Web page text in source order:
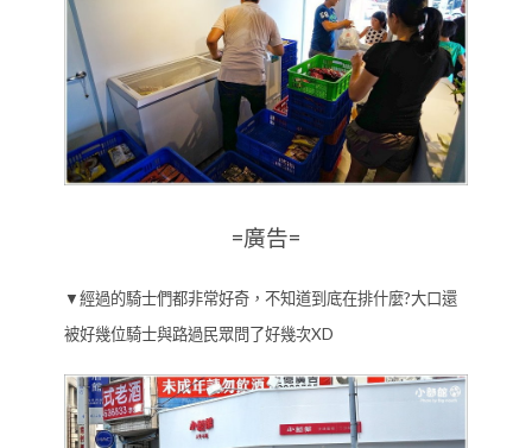
=廣告=
▼經過的騎士們都非常好奇，不知道到底在排什麼?大口還
被好幾位騎士與路過民眾問了好幾次XD